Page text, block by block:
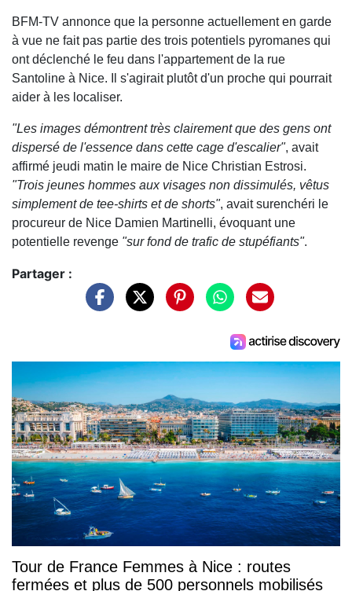
BFM-TV annonce que la personne actuellement en garde
à vue ne fait pas partie des trois potentiels pyromanes qui
ont déclenché le feu dans l'appartement de la rue
Santoline à Nice. Il s'agirait plutôt d'un proche qui pourrait
aider à les localiser.
"Les images démontrent très clairement que des gens ont
dispersé de l'essence dans cette cage d'escalier", avait
affirmé jeudi matin le maire de Nice Christian Estrosi.
"Trois jeunes hommes aux visages non dissimulés, vêtus
simplement de tee-shirts et de shorts", avait surenchéri le
procureur de Nice Damien Martinelli, évoquant une
potentielle revenge "sur fond de trafic de stupéfiants".
Partager :
Tour de France Femmes à Nice : routes
fermées et plus de 500 personnels mobilisés